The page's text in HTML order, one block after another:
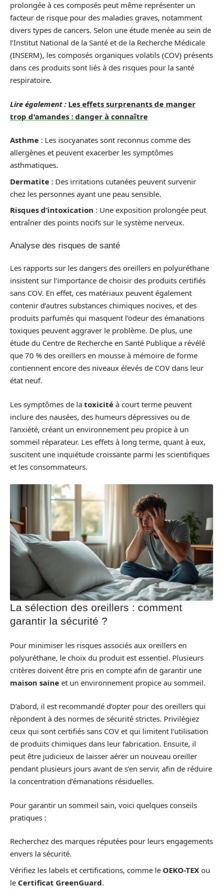
prolongée à ces composés peut même représenter un
facteur de risque pour des maladies graves, notamment
divers types de cancers. Selon une étude menée au sein de
l’Institut National de la Santé et de la Recherche Médicale
(INSERM), les composés organiques volatils (COV) présents
dans ces produits sont liés à des risques pour la santé
respiratoire.
Lire également : Les effets surprenants de manger
trop d'amandes : danger à connaître
Asthme : Les isocyanates sont reconnus comme des
allergènes et peuvent exacerber les symptômes
asthmatiques.
Dermatite : Des irritations cutanées peuvent survenir
chez les personnes ayant une peau sensible.
Risques d’intoxication : Une exposition prolongée peut
entraîner des points nocifs sur le système nerveux.
Analyse des risques de santé
Les rapports sur les dangers des oreillers en polyuréthane
insistent sur l’importance de choisir des produits certifiés
sans COV. En effet, ces matériaux peuvent également
contenir d’autres substances chimiques nocives, et des
produits parfumés qui masquent l’odeur des émanations
toxiques peuvent aggraver le problème. De plus, une
étude du Centre de Recherche en Santé Publique a révélé
que 70 % des oreillers en mousse à mémoire de forme
contiennent encore des niveaux élevés de COV dans leur
état neuf.
Les symptômes de la toxicité à court terme peuvent
inclure des nausées, des humeurs dépressives ou de
l’anxiété, créant un environnement peu propice à un
sommeil réparateur. Les effets à long terme, quant à eux,
suscitent une inquiétude croissante parmi les scientifiques
et les consommateurs.
La sélection des oreillers : comment
garantir la sécurité ?
Pour minimiser les risques associés aux oreillers en
polyuréthane, le choix du produit est essentiel. Plusieurs
critères doivent être pris en compte afin de garantir une
maison saine et un environnement propice au sommeil.
D’abord, il est recommandé d’opter pour des oreillers qui
répondent à des normes de sécurité strictes. Privilégiez
ceux qui sont certifiés sans COV et qui limitent l’utilisation
de produits chimiques dans leur fabrication. Ensuite, il
peut être judicieux de laisser aérer un nouveau oreiller
pendant plusieurs jours avant de s’en servir, afin de réduire
la concentration d’émanations résiduelles.
Pour garantir un sommeil sain, voici quelques conseils
pratiques :
Recherchez des marques réputées pour leurs engagements
envers la sécurité.
Vérifiez les labels et certifications, comme le OEKO-TEX ou
le Certificat GreenGuard.